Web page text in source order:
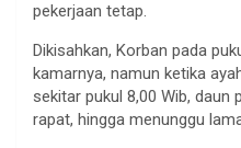
pekerjaan tetap.
Dikisahkan, Korban pada
kamarnya, namun ketika
sekitar pukul 8,00 Wib,
rapat, hingga menunggu